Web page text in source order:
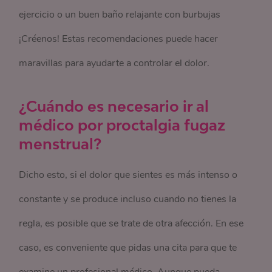
ejercicio o un buen baño relajante con burbujas
¡Créenos! Estas recomendaciones puede hacer
maravillas para ayudarte a controlar el dolor.
¿Cuándo es necesario ir al
médico por proctalgia fugaz
menstrual?
Dicho esto, si el dolor que sientes es más intenso o
constante y se produce incluso cuando no tienes la
regla, es posible que se trate de otra afección. En ese
caso, es conveniente que pidas una cita para que te